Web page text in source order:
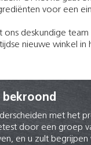
voor een
deskundige
nieuwe winkel in
met het
door een groep
en u zult